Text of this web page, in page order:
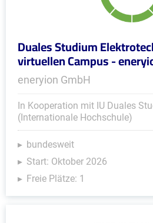
Duales Studium
virtuellen Campus -
eneryion GmbH
In Kooperation mit IU Duales
(Internationale Hochschule)
bundesweit
Start: Oktober 2026
Freie Plätze: 1